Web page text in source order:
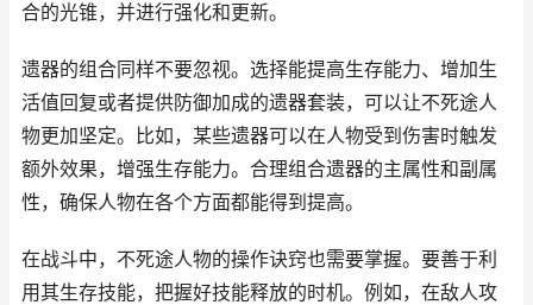
合的光锥，并进行强化和更新。
遗器的组合同样不要忽视。选择能提高生存能力、增加生
活值回复或者提供防御加成的遗器套装，可以让不死途人
物更加坚定。比如，某些遗器可以在人物受到伤害时触发
额外效果，增强生存能力。合理组合遗器的主属性和副属
性，确保人物在各个方面都能得到提高。
在战斗中，不死途人物的操作诀窍也需要掌握。要善于利
用其生存技能，把握好技能释放的时机。例如，在敌人攻